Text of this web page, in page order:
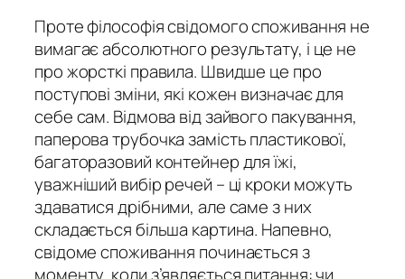
Проте філософія свідомого споживання не
вимагає абсолютного результату, і це не
про жорсткі правила. Швидше це про
поступові зміни, які кожен визначає для
себе сам. Відмова від зайвого пакування,
паперова трубочка замість пластикової,
багаторазовий контейнер для їжі,
уважніший вибір речей – ці кроки можуть
здаватися дрібними, але саме з них
складається більша картина. Напевно,
свідоме споживання починається з